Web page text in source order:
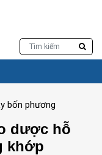
bốn phương
dược hỗ
khớp